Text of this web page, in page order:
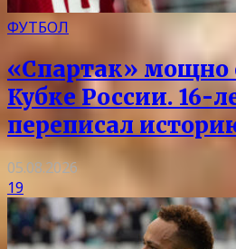
ФУТБОЛ
«Спартак» мощно
Кубке России. 16-
переписал
05.08.2026
19